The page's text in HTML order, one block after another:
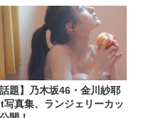
話題】乃木坂46・金川紗耶
写真集、ランジェリーカッ